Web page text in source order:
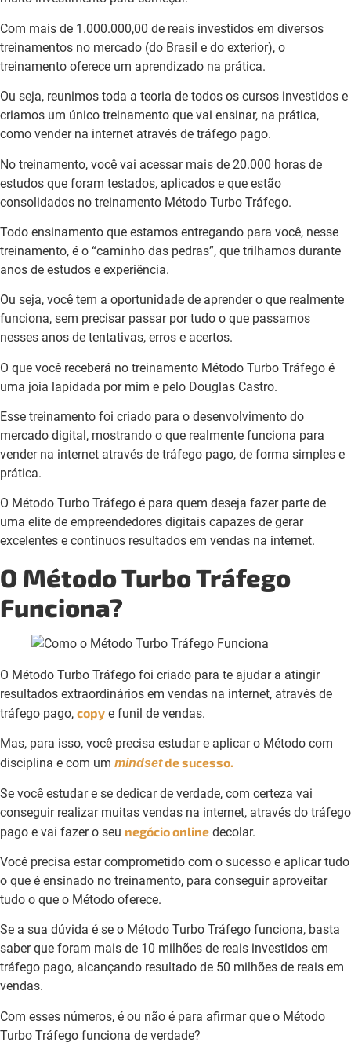
Com mais de 1.000.000,00 de reais investidos em diversos
treinamentos no mercado (do Brasil e do exterior), o
treinamento oferece um aprendizado na prática.
Ou seja, reunimos toda a teoria de todos os cursos investidos e
criamos um único treinamento que vai ensinar, na prática,
como vender na internet através de tráfego pago.
No treinamento, você vai acessar mais de 20.000 horas de
estudos que foram testados, aplicados e que estão
consolidados no treinamento Método Turbo Tráfego.
Todo ensinamento que estamos entregando para você, nesse
treinamento, é o “caminho das pedras”, que trilhamos durante
anos de estudos e experiência.
Ou seja, você tem a oportunidade de aprender o que realmente
funciona, sem precisar passar por tudo o que passamos
nesses anos de tentativas, erros e acertos.
O que você receberá no treinamento Método Turbo Tráfego é
uma joia lapidada por mim e pelo Douglas Castro.
Esse treinamento foi criado para o desenvolvimento do
mercado digital, mostrando o que realmente funciona para
vender na internet através de tráfego pago, de forma simples e
prática.
O Método Turbo Tráfego é para quem deseja fazer parte de
uma elite de empreendedores digitais capazes de gerar
excelentes e contínuos resultados em vendas na internet.
O Método Turbo Tráfego
Funciona?
O Método Turbo Tráfego foi criado para te ajudar a atingir
resultados extraordinários em vendas na internet, através de
tráfego pago, copy e funil de vendas.
Mas, para isso, você precisa estudar e aplicar o Método com
disciplina e com um mindsetde sucesso.
Se você estudar e se dedicar de verdade, com certeza vai
conseguir realizar muitas vendas na internet, através do tráfego
pago e vai fazer o seu negócio online decolar.
Você precisa estar comprometido com o sucesso e aplicar tudo
o que é ensinado no treinamento, para conseguir aproveitar
tudo o que o Método oferece.
Se a sua dúvida é se o Método Turbo Tráfego funciona, basta
saber que foram mais de 10 milhões de reais investidos em
tráfego pago, alcançando resultado de 50 milhões de reais em
vendas.
Com esses números, é ou não é para afirmar que o Método
Turbo Tráfego funciona de verdade?